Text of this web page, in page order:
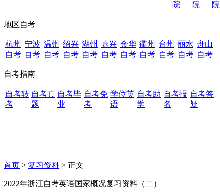
院
院
院
地区自考
杭州
自考
宁波
自考
温州
自考
绍兴
自考
湖州
自考
嘉兴
自考
金华
自考
衢州
自考
台州
自考
丽水
自考
舟山
自考
自考指南
自考转
考
自考真
题
自考毕
业
自考免
考
学位英
语
自考助
学
自考报
名
自考答
疑
首页 > 复习资料 > 正文
2022年浙江自考英语国家概况复习资料（二）